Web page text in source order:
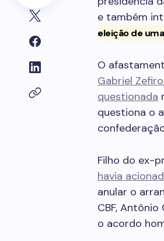
e também
eleição de
O
Gabriel Zefiro
questionada
questiona o
Filho do ex-
havia
anular o
CBF,
o acordo